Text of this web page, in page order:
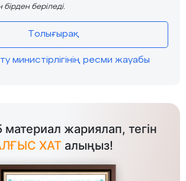
бірден беріледі.
Толығырақ
министірлігінің ресми жауабы
материал жариялап, тегін
ХАТ алыңыз!